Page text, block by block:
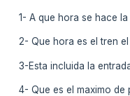
1- A que hora se hace
2- Que hora es el tren
3-Esta incluida la
4- Que es el maximo de